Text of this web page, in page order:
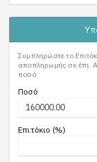
Συμπληρώστε το
αποπληρωμής σε έτη.
ποσό
Ποσό
Επιτόκιο (%)